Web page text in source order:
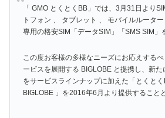
「 GMO とくとくBB」では、3月31日より
トフォン 、 タブレット 、 モバイルルータ
専用の格安SIM「データSIM」「SMS SIM」
この度お客様の多様なニーズにお応えする
ービスを展開する BIGLOBE と提携し、新
をサービスラインナップに加えた「とくと
BIGLOBE 」を2016年6月より提供すること